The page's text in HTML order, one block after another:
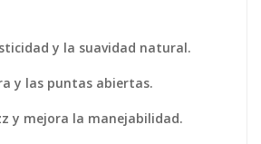
y la suavidad natural.
y las puntas abiertas.
y mejora la manejabilidad.